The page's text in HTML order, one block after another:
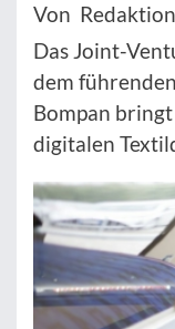
Von Redaktion
Das Joint-
dem
Bompan
digitalen